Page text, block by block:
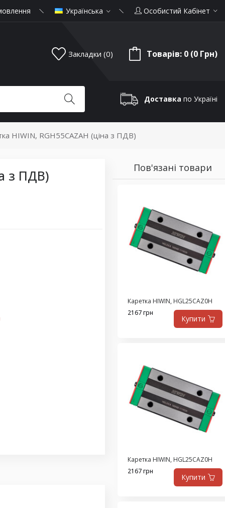
Українська Особистий Кабінет
Закладки (0) Товарів: 0 (0 Грн)
Доставка по Україні
HIWIN, RGH55CAZAH (ціна з ПДВ)
з ПДВ) Пов'язані товари
Каретка HIWIN, HGL25CAZ0H
2167 грн
Купити
Каретка HIWIN, HGL25CAZ0H
2167 грн
Купити